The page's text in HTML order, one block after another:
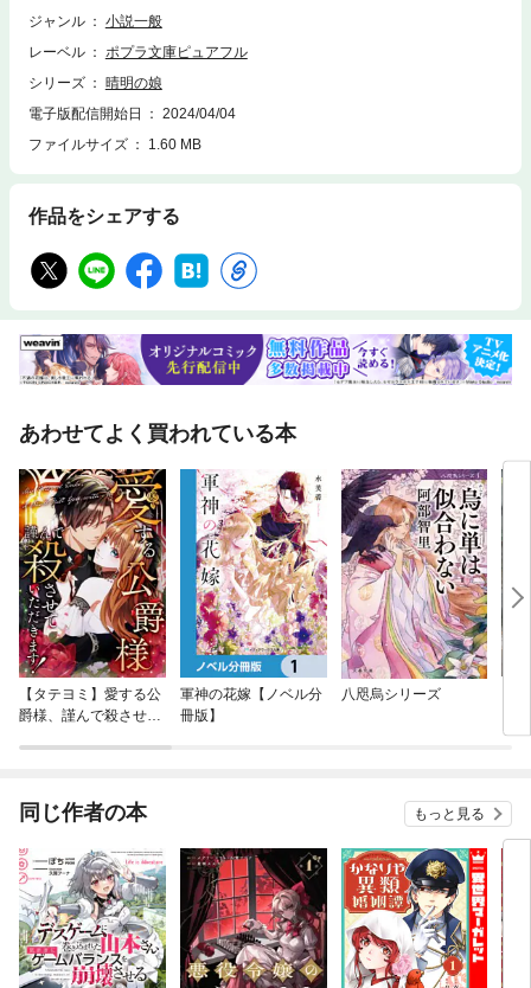
ジャンル
小説一般
レーベル
ポプラ文庫ピュアフル
シリーズ
晴明の娘
電子版配信開始日
2024/04/04
ファイルサイズ
1.60 MB
作品をシェアする
あわせてよく買われている本
【タテヨミ】愛する公
爵様、謹んで殺させて
軍神の花嫁【ノベル分
冊版】
八咫烏シリーズ
同じ作者の本 もっと見る